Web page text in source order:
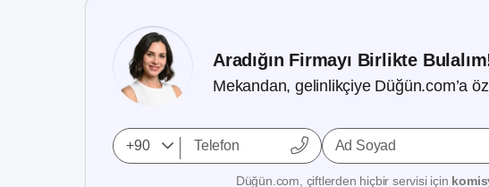
Aradığın Firmayı Birlikte
Mekandan, gelinlikçiye Düğün.com’a
Ad Soyad
Düğün.com, çiftlerden hiçbir servisi için